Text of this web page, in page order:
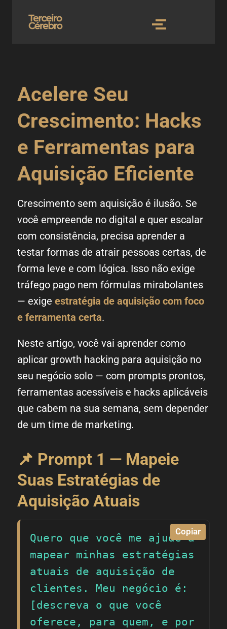
Acelere Seu
Crescimento: Hacks
e Ferramentas para
Aquisição Eficiente
Crescimento sem aquisição é ilusão. Se
você empreende no digital e quer escalar
com consistência, precisa aprender a
testar formas de atrair pessoas certas, de
forma leve e com lógica. Isso não exige
tráfego pago nem fórmulas mirabolantes
— exige estratégia de aquisição com foco
e ferramenta certa.
Neste artigo, você vai aprender como
aplicar growth hacking para aquisição no
seu negócio solo — com prompts prontos,
ferramentas acessíveis e hacks aplicáveis
que cabem na sua semana, sem depender
de um time de marketing.
📌 Prompt 1 — Mapeie
Suas Estratégias de
Aquisição Atuais
Copiar
Quero que você me ajude a
mapear minhas estratégias
atuais de aquisição de
clientes. Meu negócio é:
[descreva o que você
oferece, para quem, e por